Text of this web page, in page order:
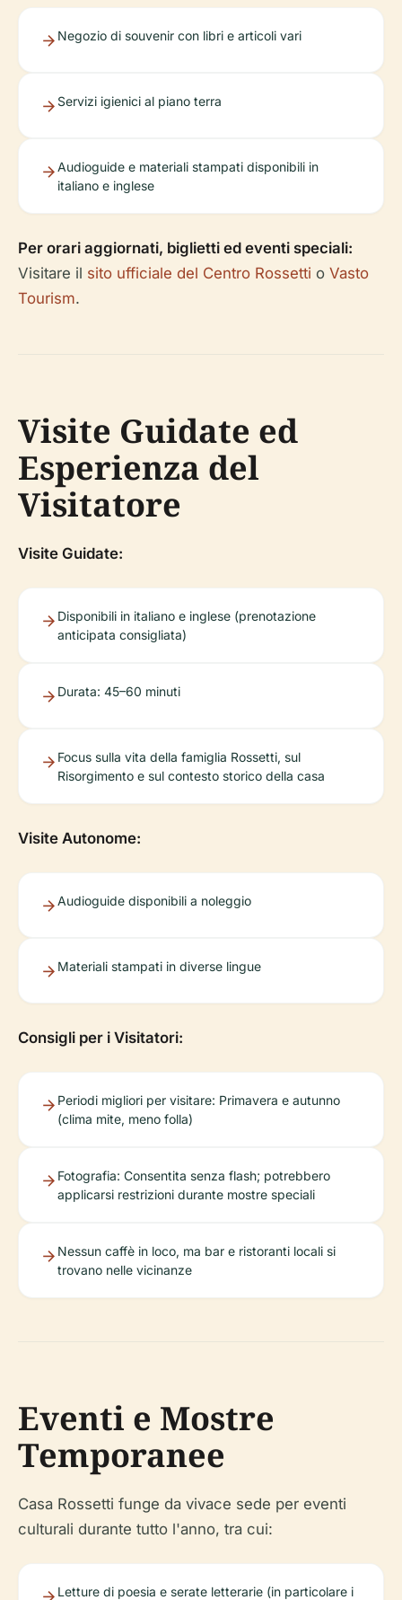
Negozio di souvenir con libri e articoli vari
Servizi igienici al piano terra
Audioguide e materiali stampati disponibili in
italiano e inglese
Per orari aggiornati, biglietti ed eventi speciali:
Visitare il sito ufficiale del Centro Rossetti o Vasto
Tourism.
Visite Guidate ed
Esperienza del
Visitatore
Visite Guidate:
Disponibili in italiano e inglese (prenotazione
anticipata consigliata)
Durata: 45–60 minuti
Focus sulla vita della famiglia Rossetti, sul
Risorgimento e sul contesto storico della casa
Visite Autonome:
Audioguide disponibili a noleggio
Materiali stampati in diverse lingue
Consigli per i Visitatori:
Periodi migliori per visitare: Primavera e autunno
(clima mite, meno folla)
Fotografia: Consentita senza flash; potrebbero
applicarsi restrizioni durante mostre speciali
Nessun caffè in loco, ma bar e ristoranti locali si
trovano nelle vicinanze
Eventi e Mostre
Temporanee
Casa Rossetti funge da vivace sede per eventi
culturali durante tutto l'anno, tra cui:
Letture di poesia e serate letterarie (in particolare i